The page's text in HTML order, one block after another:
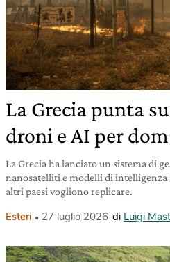
La Grecia punta
droni e AI per
La Grecia ha lanciato un sistema di
nanosatelliti e modelli di intelligenza
altri paesi vogliono replicare.
Esteri 27 luglio 2026 di Luigi